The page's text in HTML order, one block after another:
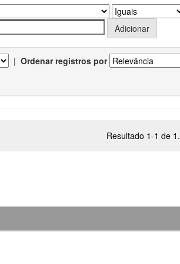
| Ordenar registros por
Resultado 1-1 de 1.